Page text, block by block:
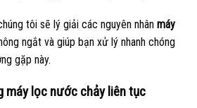
tôi sẽ lý giải các nguyên nhân máy
ngắt và giúp bạn xử lý nhanh chóng
gặp này.
máy lọc nước chảy liên tục